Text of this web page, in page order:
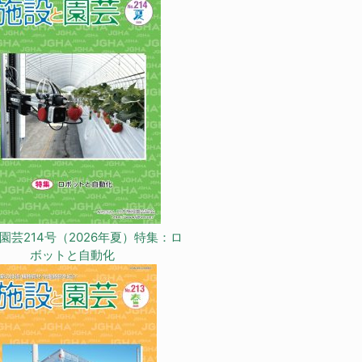
芸214号（2026年夏）特集：ロ
ボットと自動化